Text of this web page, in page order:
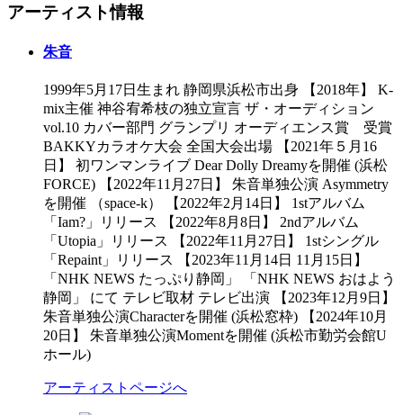
アーティスト情報
朱音
1999年5月17日生まれ 静岡県浜松市出身 【2018年】 K-
mix主催 神谷宥希枝の独立宣言 ザ・オーディション
vol.10 カバー部門 グランプリ オーディエンス賞 受賞
BAKKYカラオケ大会 全国大会出場 【2021年５月16
日】 初ワンマンライブ Dear Dolly Dreamyを開催 (浜松
FORCE) 【2022年11月27日】 朱音単独公演 Asymmetry
を開催 （space-k） 【2022年2月14日】 1stアルバム
「Iam?」リリース 【2022年8月8日】 2ndアルバム
「Utopia」リリース 【2022年11月27日】 1stシングル
「Repaint」リリース 【2023年11月14日 11月15日】
「NHK NEWS たっぷり静岡」 「NHK NEWS おはよう
静岡」 にて テレビ取材 テレビ出演 【2023年12月9日】
朱音単独公演Characterを開催 (浜松窓枠) 【2024年10月
20日】 朱音単独公演Momentを開催 (浜松市勤労会館U
ホール)
アーティストページへ